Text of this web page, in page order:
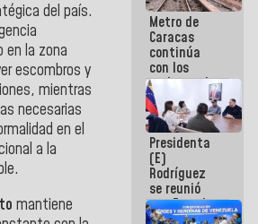
del país.
en la zona
escombros y
mientras
necesarias
en el
a la
mantiene
Metro de
Caracas
continúa
con los
trabajos de
mantenimiento
e inspección
en la Línea 2
Presidenta
(E)
Rodríguez
se reunió
con Estado
Mayor